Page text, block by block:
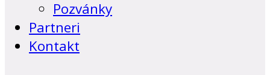
Pozvánky
Partneri
Kontakt